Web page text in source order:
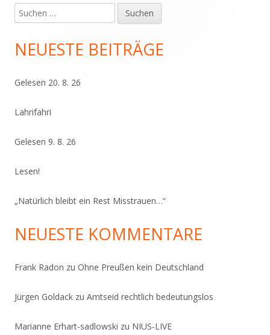
Haupt-
Seitenleiste
Suchen
nach:
NEUESTE BEITRÄGE
Gelesen 20. 8. 26
Lahrifahri
Gelesen 9. 8. 26
Lesen!
„Natürlich bleibt ein Rest Misstrauen…“
NEUESTE KOMMENTARE
Frank Radon zu Ohne Preußen kein Deutschland
Jürgen Goldack zu Amtseid rechtlich bedeutungslos
Marianne Erhart-sadlowski zu NIUS-LIVE